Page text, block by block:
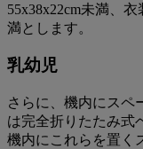
55x38x22cm未満、
満とします。
乳幼児
さらに、機内にスペ
は完全折りたたみ式
機内にこれらを置く